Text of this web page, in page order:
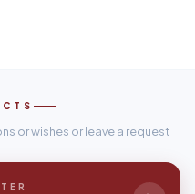
or wishes or leave a request